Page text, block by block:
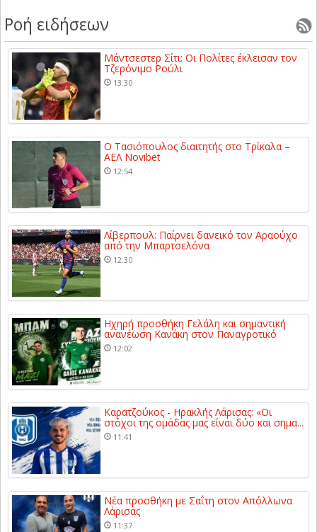
Ροή ειδήσεων
Μάντσεστερ Σίτι: Οι Πολίτες έκλεισαν τον
Τζερόνιμο Ρούλι
13:30
Ο Τασιόπουλος διαιτητής στο Τρίκαλα –
ΑΕΛ Novibet
12:54
Λίβερπουλ: Παίρνει δανεικό τον Αραούχο
από την Μπαρτσελόνα
12:30
Ηχηρή προσθήκη Γελάλη και σημαντική
ανανέωση Κανάκη στον Παναγροτικό
12:02
Καρατζούκος - Ηρακλής Λάρισας: «Οι
στόχοι της ομάδας μας είναι δύο και σημα...
11:41
Νέα προσθήκη με Σαΐτη στον Απόλλωνα
Λάρισας
11:37